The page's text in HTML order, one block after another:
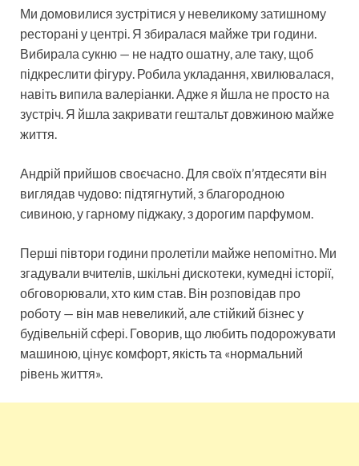
Ми домовилися зустрітися у невеликому затишному
ресторані у центрі. Я збиралася майже три години.
Вибирала сукню — не надто ошатну, але таку, щоб
підкреслити фігуру. Робила укладання, хвилювалася,
навіть випила валеріанки. Адже я йшла не просто на
зустріч. Я йшла закривати гештальт довжиною майже
життя.
Андрій прийшов своєчасно. Для своїх п’ятдесяти він
виглядав чудово: підтягнутий, з благородною
сивиною, у гарному піджаку, з дорогим парфумом.
Перші півтори години пролетіли майже непомітно. Ми
згадували вчителів, шкільні дискотеки, кумедні історії,
обговорювали, хто ким став. Він розповідав про
роботу — він мав невеликий, але стійкий бізнес у
будівельній сфері. Говорив, що любить подорожувати
машиною, цінує комфорт, якість та «нормальний
рівень життя».